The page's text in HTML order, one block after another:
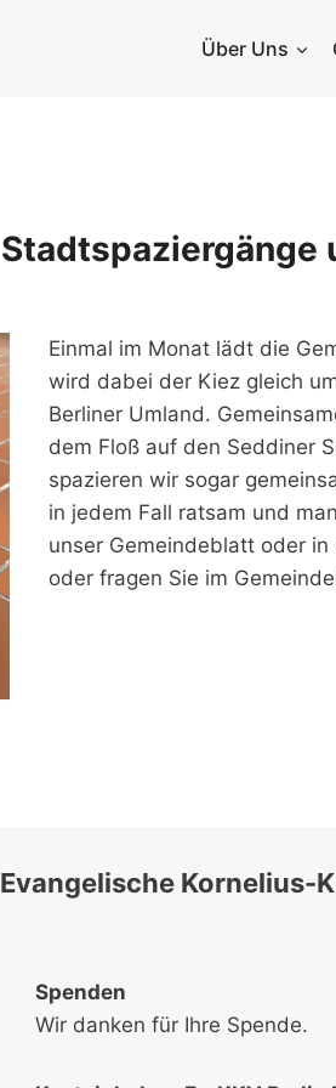
Über Uns
Stadtspaziergänge
Einmal im Monat lädt die
wird dabei der Kiez gleich
Berliner Umland.
dem Floß auf den Seddiner
spazieren wir sogar
in jedem Fall ratsam und
unser Gemeindeblatt oder
oder fragen Sie im
Evangelische Kornelius-
Spenden
Wir danken für Ihre Spende.